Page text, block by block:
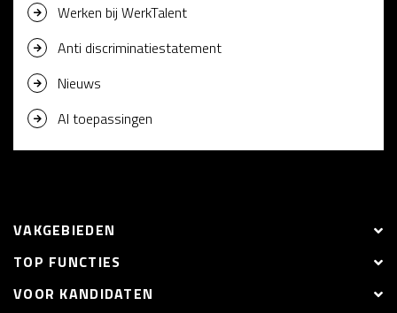
Werken bij WerkTalent
Anti discriminatiestatement
Nieuws
AI toepassingen
VAKGEBIEDEN
TOP FUNCTIES
VOOR KANDIDATEN